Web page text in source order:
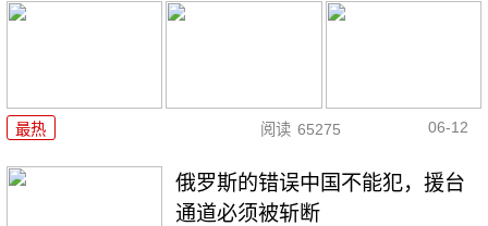
最热 阅读 65275 06-12
俄罗斯的错误中国不能犯，援台
通道必须被斩断